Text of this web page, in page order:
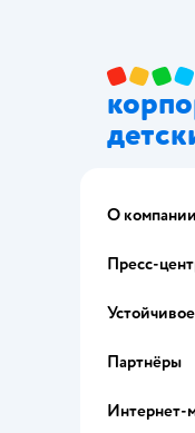
О компании
Пресс-
Партнёры
Интернет-